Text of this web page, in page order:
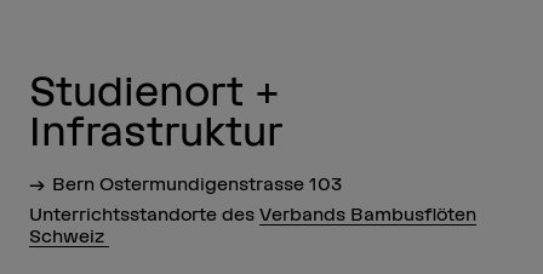
Studienort +
Infrastruktur
Bern Ostermundigenstrasse 103
Unterrichtsstandorte des Verbands Bambusflöten
Schweiz